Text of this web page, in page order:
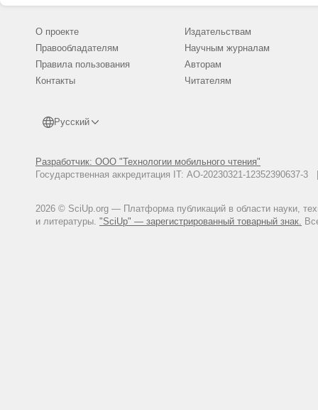
О проекте
Правообладателям
Правила пользования
Контакты
Русский
Разработчик: ООО "Технологии мобильного чтения"
Государственная аккредитация IT: АО-20230321-
2026 © SciUp.org — Платформа публикаций в области науки,
и литературы. "SciUp" — зарегистрированный товарный знак.
Издательствам
Научным журналам
Авторам
Читателям